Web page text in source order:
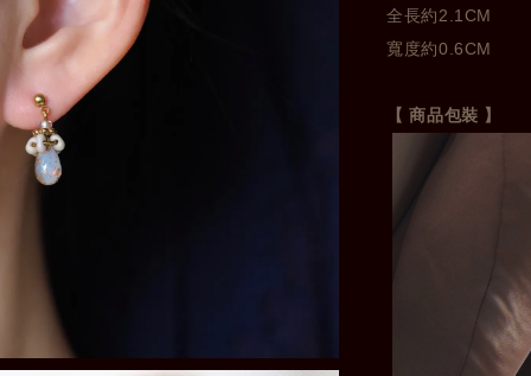
全長約2.1CM
寬度約0.6CM
【 商品包裝 】